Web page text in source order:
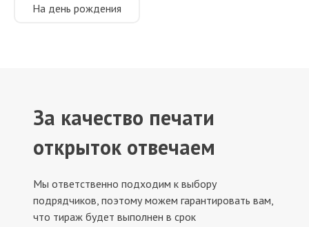
На день рождения
За качество печати
открыток отвечаем
Мы ответственно подходим к выбору
подрядчиков, поэтому можем гарантировать вам,
что тираж будет выполнен в срок